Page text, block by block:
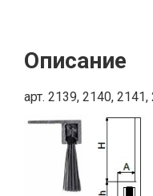
Описание
арт. 2139, 2140, 2141,